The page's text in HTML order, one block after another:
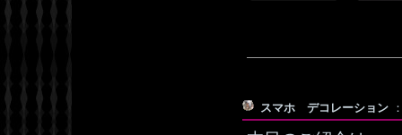
スマホ デコレーション